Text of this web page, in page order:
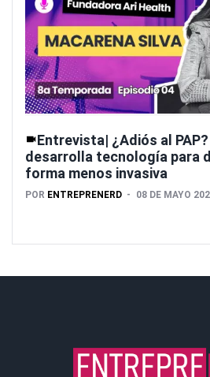
Entrevista| ¿Adiós al
desarrolla tecnología para
forma menos invasiva
POR ENTREPRENERD 08 DE MAYO